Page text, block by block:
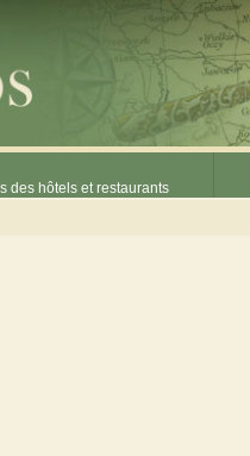
des hôtels et restaurants